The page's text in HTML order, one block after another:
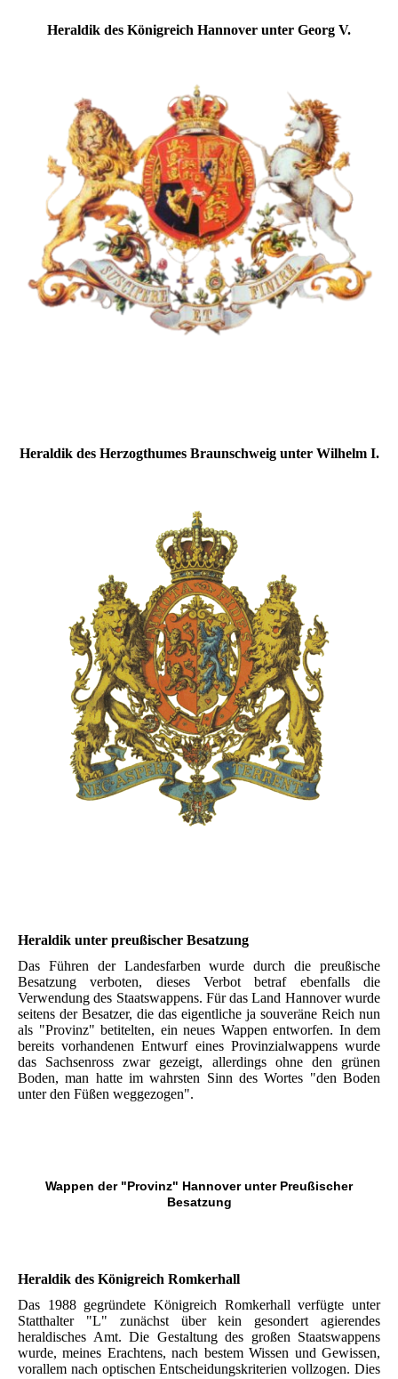
Heraldik des Königreich Hannover unter Georg V.
Heraldik des Herzogthumes Braunschweig unter Wilhelm I.
Heraldik unter preußischer Besatzung
Das Führen der Landesfarben wurde durch die preußische
Besatzung verboten, dieses Verbot betraf ebenfalls die
Verwendung des Staatswappens. Für das Land Hannover wurde
seitens der Besatzer, die das eigentliche ja souveräne Reich nun
als "Provinz" betitelten, ein neues Wappen entworfen. In dem
bereits vorhandenen Entwurf eines Provinzialwappens wurde
das Sachsenross zwar gezeigt, allerdings ohne den grünen
Boden, man hatte im wahrsten Sinn des Wortes "den Boden
unter den Füßen weggezogen".
Wappen der "Provinz" Hannover unter Preußischer
Besatzung
Heraldik des Königreich Romkerhall
Das 1988 gegründete Königreich Romkerhall verfügte unter
Statthalter "L" zunächst über kein gesondert agierendes
heraldisches Amt. Die Gestaltung des großen Staatswappens
wurde, meines Erachtens, nach bestem Wissen und Gewissen,
vorallem nach optischen Entscheidungskriterien vollzogen. Dies